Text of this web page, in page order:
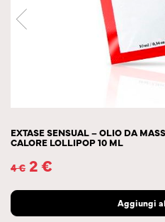
EXTASE SENSUAL – OLIO DA
CALORE LOLLIPOP 10 ML
4€ 2€
Aggiungi